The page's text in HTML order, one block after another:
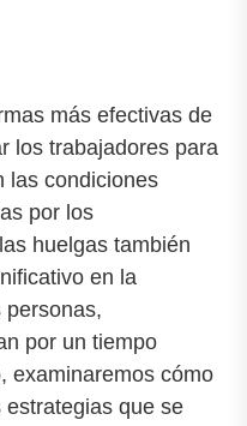
más efectivas de
los trabajadores para
las condiciones
por los
huelgas también
en la
personas,
por un tiempo
examinaremos cómo
que se